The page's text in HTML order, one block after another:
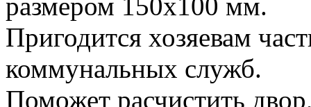
Пригодится хозяевам
коммунальных служб.
Поможет расчистить